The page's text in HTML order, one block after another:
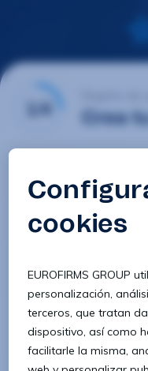
1/4 Crea
Contraseña
Confirmar
8 caracteres